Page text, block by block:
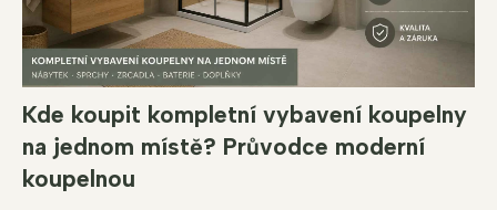
Kde koupit kompletní vybavení koupelny
na jednom místě? Průvodce moderní
koupelnou